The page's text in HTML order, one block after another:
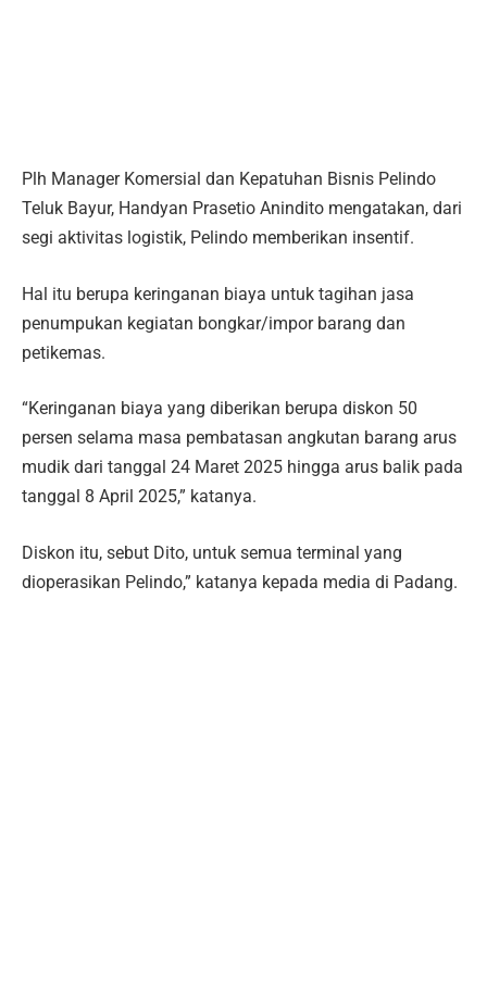
Plh Manager Komersial dan Kepatuhan Bisnis Pelindo
Teluk Bayur, Handyan Prasetio Anindito mengatakan, dari
segi aktivitas logistik, Pelindo memberikan insentif.
Hal itu berupa keringanan biaya untuk tagihan jasa
penumpukan kegiatan bongkar/impor barang dan
petikemas.
“Keringanan biaya yang diberikan berupa diskon 50
persen selama masa pembatasan angkutan barang arus
mudik dari tanggal 24 Maret 2025 hingga arus balik pada
tanggal 8 April 2025,” katanya.
Diskon itu, sebut Dito, untuk semua terminal yang
dioperasikan Pelindo,” katanya kepada media di Padang.